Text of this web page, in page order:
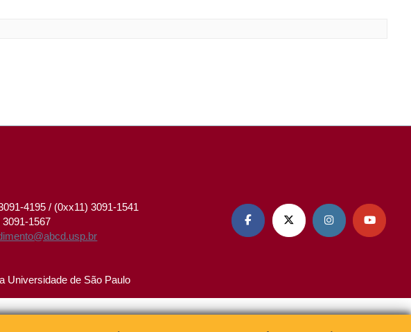
4195 / (0xx11) 3091-1541
1567
   
Universidade de São Paulo